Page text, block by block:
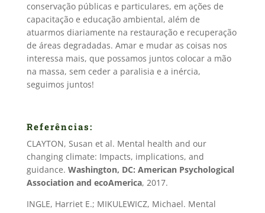
conservação públicas e particulares, em ações de
capacitação e educação ambiental, além de
atuarmos diariamente na restauração e recuperação
de áreas degradadas. Amar e mudar as coisas nos
interessa mais, que possamos juntos colocar a mão
na massa, sem ceder a paralisia e a inércia,
seguimos juntos!
Referências:
CLAYTON, Susan et al. Mental health and our
changing climate: Impacts, implications, and
guidance. Washington, DC: American Psychological
Association and ecoAmerica, 2017.
INGLE, Harriet E.; MIKULEWICZ, Michael. Mental